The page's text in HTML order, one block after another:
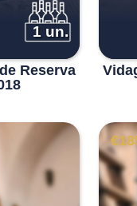
1 un.
Reserva
€